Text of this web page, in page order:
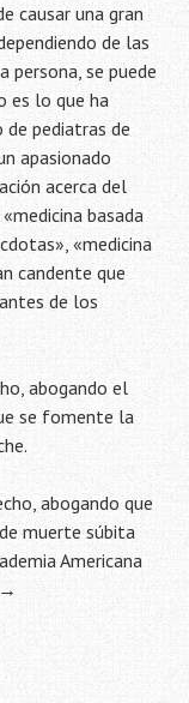
causar una gran
de las
persona, se puede
es lo que ha
pediatras de
apasionado
acerca del
basada
«medicina
candente que
de los
abogando el
se fomente la
abogando que
muerte súbita
Americana
→